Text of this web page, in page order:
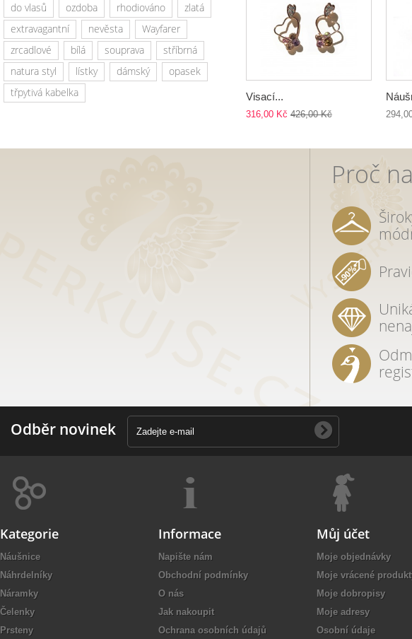
do vlasů
ozdoba rhodiováno
zlatá
extravagantní
nevěsta
Wayfarer
zrcadlové
bílá souprava
stříbrná
natura styl
lístky dámský
opasek
třpytivá kabelka
Visací...
316,00 Kč 426,00 Kč
Proč
Odběr novinek
Kategorie
Náušnice
Náhrdelníky
Náramky
Čelenky
Prsteny
Informace
Napište nám
Obchodní podmínky
O nás
Jak nakoupit
Ochrana osobních údajů
Můj účet
Moje objednávky
Moje vrácené
Moje dobropisy
Moje adresy
Osobní údaje